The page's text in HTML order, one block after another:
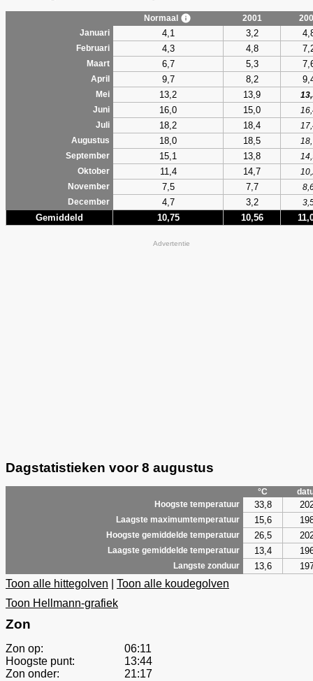
Normaal 2001
Januari
4,1 3,2
Februari 4,3 4,8
Maart 6,7 5,3
April 9,7 8,2
Mei 13,2 13,9
Juni
16,0 15,0
Juli
18,2 18,4
Augustus
18,0 18,5
September
15,1 13,8
Oktober
11,4 14,7
November
7,5 7,7
December
4,7 3,2
Gemiddeld 10,75 10,56
Advertentie
Dagstatistieken voor 8 augustus
°C
Hoogste temperatuur
33,8
Laagste maximumtemperatuur 15,6
Hoogste gemiddelde temperatuur 26,5
Laagste gemiddelde temperatuur 13,4
Langste zonduur 13,6
Toon alle hittegolven
Toon alle koudegolven
Toon Hellmann-grafiek
Zon
Zon op:
06:11
Hoogste punt:
13:44
Zon onder:
21:17